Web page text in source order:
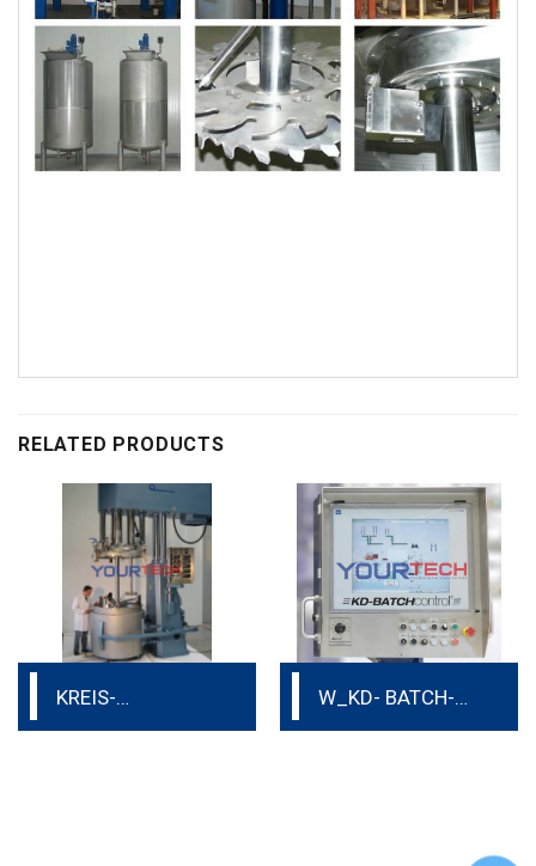
RELATED PRODUCTS
KREIS-
W_KD- BATCH-